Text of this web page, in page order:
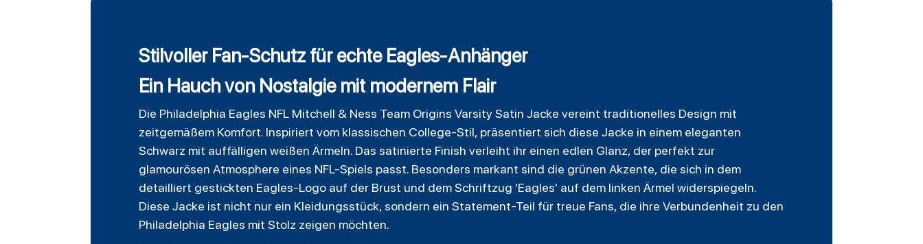
Stilvoller Fan-Schutz für echte Eagles-Anhänger
Ein Hauch von Nostalgie mit modernem Flair
Die Philadelphia Eagles NFL Mitchell & Ness Team Origins Varsity Satin Jacke vereint traditionelles Design mit
zeitgemäßem Komfort. Inspiriert vom klassischen College-Stil, präsentiert sich diese Jacke in einem eleganten
Schwarz mit auffälligen weißen Ärmeln. Das satinierte Finish verleiht ihr einen edlen Glanz, der perfekt zur
glamourösen Atmosphere eines NFL-Spiels passt. Besonders markant sind die grünen Akzente, die sich in dem
detailliert gestickten Eagles-Logo auf der Brust und dem Schriftzug 'Eagles' auf dem linken Ärmel widerspiegeln.
Diese Jacke ist nicht nur ein Kleidungsstück, sondern ein Statement-Teil für treue Fans, die ihre Verbundenheit zu den
Philadelphia Eagles mit Stolz zeigen möchten.